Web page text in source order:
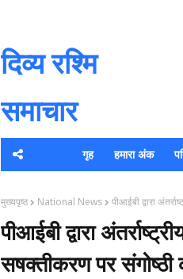
दिव्य रश्मि
समाचार
गृह हमारा अंक
मुख्यपृष्ठ National News पीआईबी द्वारा
पीआईबी द्वारा
सषक्तीकरण पर